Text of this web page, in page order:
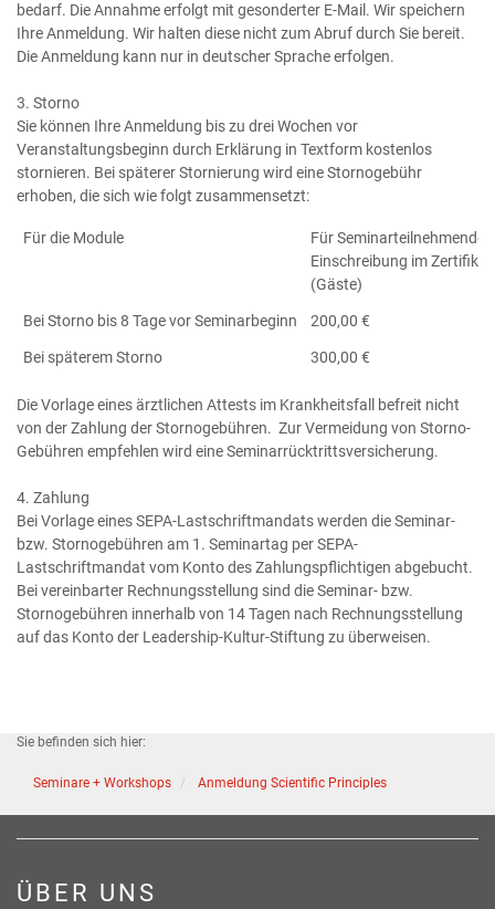
bedarf. Die Annahme erfolgt mit gesonderter E-Mail. Wir speichern
Ihre Anmeldung. Wir halten diese nicht zum Abruf durch Sie bereit.
Die Anmeldung kann nur in deutscher Sprache erfolgen.
3. Storno
Sie können Ihre Anmeldung bis zu drei Wochen vor
Veranstaltungsbeginn durch Erklärung in Textform kostenlos
stornieren. Bei späterer Stornierung wird eine Stornogebühr
erhoben, die sich wie folgt zusammensetzt:
Für die Module
Für Seminarteilnehmende
Einschreibung im
(Gäste)
Bei Storno bis 8 Tage vor Seminarbeginn
200,00 €
Bei späterem Storno
300,00 €
Die Vorlage eines ärztlichen Attests im Krankheitsfall befreit nicht
von der Zahlung der Stornogebühren. Zur Vermeidung von Storno-
Gebühren empfehlen wird eine Seminarrücktrittsversicherung.
4. Zahlung
Bei Vorlage eines SEPA-Lastschriftmandats werden die Seminar-
bzw. Stornogebühren am 1. Seminartag per SEPA-
Lastschriftmandat vom Konto des Zahlungspflichtigen abgebucht.
Bei vereinbarter Rechnungsstellung sind die Seminar- bzw.
Stornogebühren innerhalb von 14 Tagen nach Rechnungsstellung
auf das Konto der Leadership-Kultur-Stiftung zu überweisen.
Sie befinden sich hier:
Seminare + Workshops Anmeldung Scientific Principles
ÜBER UNS